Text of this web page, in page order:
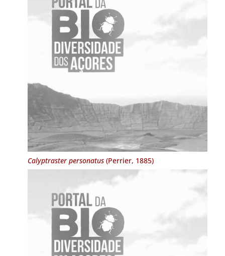
Calyptraster personatus(Perrier, 1885)